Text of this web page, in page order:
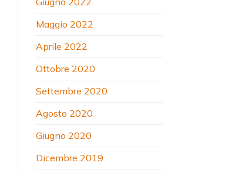
Maggio 2022
Aprile 2022
Ottobre 2020
Settembre 2020
Agosto 2020
Giugno 2020
Dicembre 2019